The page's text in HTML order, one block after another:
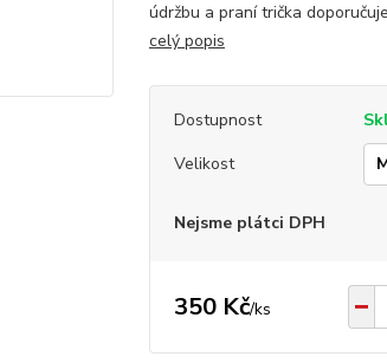
údržbu a praní trička
celý popis
Dostupnost
Velikost
Nejsme plátci DPH
350 Kč/ks